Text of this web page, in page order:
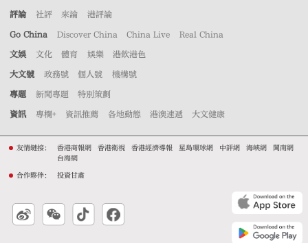
評論 社評 來論 港評論
Go China Discover China China Live Real China
文娛 文化 體育 娛樂 港飲港色
大文號 政務號 個人號 機構號
專題 新聞專題 特別策劃
資訊 專欄+ 資訊推薦 各地動態 港澳速遞 大文健康
友情鏈接： 香港商報網 香港衛視 香港經濟導報 星島環球網 中評網 海峽網
閩南網
台海網
合作夥伴： 投資甘肅